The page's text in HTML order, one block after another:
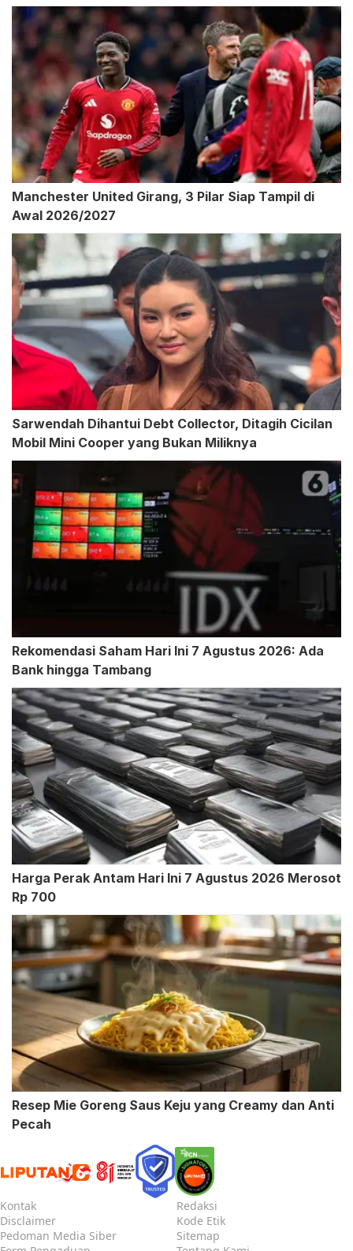
Manchester United Girang, 3 Pilar Siap Tampil di
Awal 2026/2027
Sarwendah Dihantui Debt Collector, Ditagih Cicilan
Mobil Mini Cooper yang Bukan Miliknya
Rekomendasi Saham Hari Ini 7 Agustus 2026: Ada
Bank hingga Tambang
Harga Perak Antam Hari Ini 7 Agustus 2026 Merosot
Rp 700
Resep Mie Goreng Saus Keju yang Creamy dan Anti
Pecah
Kontak
Redaksi
Disclaimer
Kode Etik
Pedoman Media Siber
Sitemap